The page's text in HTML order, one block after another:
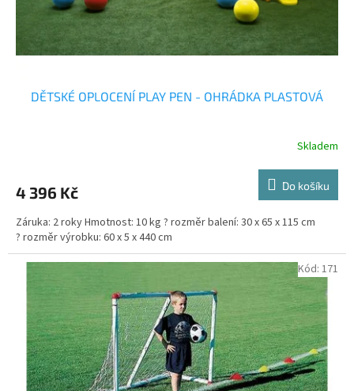
DĚTSKÉ OPLOCENÍ PLAY PEN - OHRÁDKA PLASTOVÁ
Skladem
4 396 Kč Do košíku
Záruka: 2 roky Hmotnost: 10 kg ? rozměr balení: 30 x 65 x 115 cm
? rozměr výrobku: 60 x 5 x 440 cm
Kód: 171